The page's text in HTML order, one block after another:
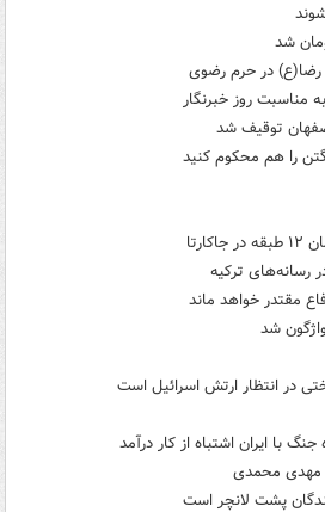
در حرم رضوی
مناسبت روز خبرنگار
را هم محکوم کنید
رسانه‌های ترکیه
مقتدر خواهد ماند
شد
در انتظار ارتش اسرائیل است
با ایران اشتباه از کار درآمد
مهدی محمدی
پشت لانچر است